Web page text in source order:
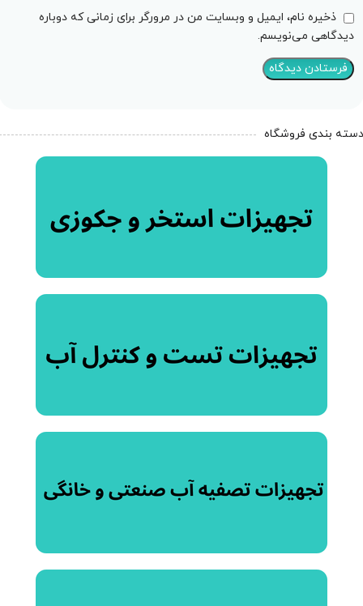
ذخیره نام، ایمیل و وبسایت من در مرورگر برای زمانی که دوباره
دیدگاهی می‌نویسم.
بندی فروشگاه